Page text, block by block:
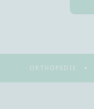
ORTHOPEDIE